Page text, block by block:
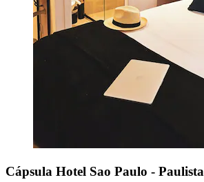
Cápsula Hotel Sao Paulo - Paulista